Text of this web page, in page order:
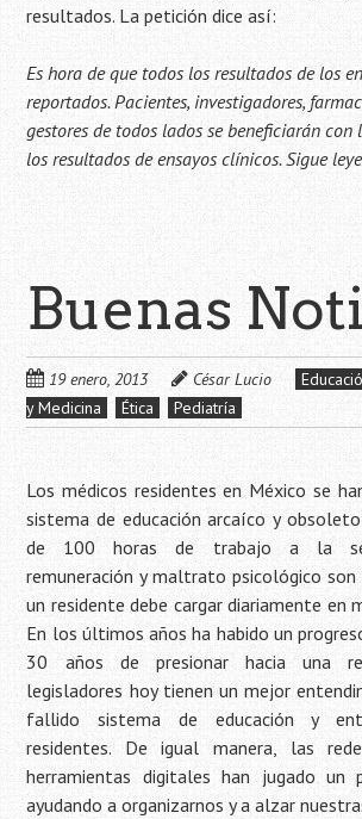
resultados. La petición dice así:
Es hora de que todos los resultados de los
reportados. Pacientes, investigadores,
gestores de todos lados se beneficiarán
los resultados de ensayos clínicos.Sigue
Buenas
19 enero, 2013 César Lucio
y Medicina
Ética Pediatría
Los médicos residentes en México se
sistema de educación arcaíco y
de 100 horas de trabajo a la
remuneración y maltrato psicológico son
un residente debe cargar diariamente en
En los últimos años ha habido un
30 años de presionar hacia una
legisladores hoy tienen un mejor
fallido sistema de educación y
residentes. De igual manera, las
herramientas digitales han jugado un
ayudando a organizarnos y a alzar